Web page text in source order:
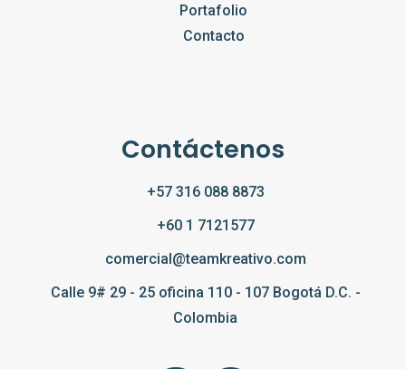
Portafolio
Contacto
Contáctenos
+57 316 088 8873
+60 1 7121577
comercial@teamkreativo.com
Calle 9# 29 - 25 oficina 110 - 107 Bogotá D.C. -
Colombia